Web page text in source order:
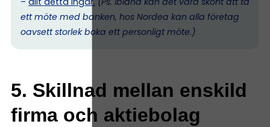
ett möte med banken, hos Nordea kan alla företag
oavsett storlek boka ett personligt möte.)
5. Skillnad mellan enskild
firma och aktiebolag